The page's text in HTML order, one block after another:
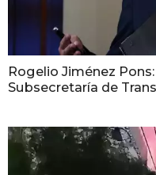
Rogelio Jiménez
Subsecretaría de